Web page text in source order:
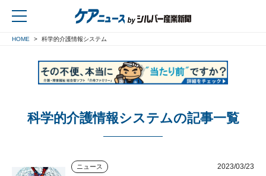
HOME 科学的介護情報システム
科学的介護情報システムの記事一覧
ニュース 2023/03/23